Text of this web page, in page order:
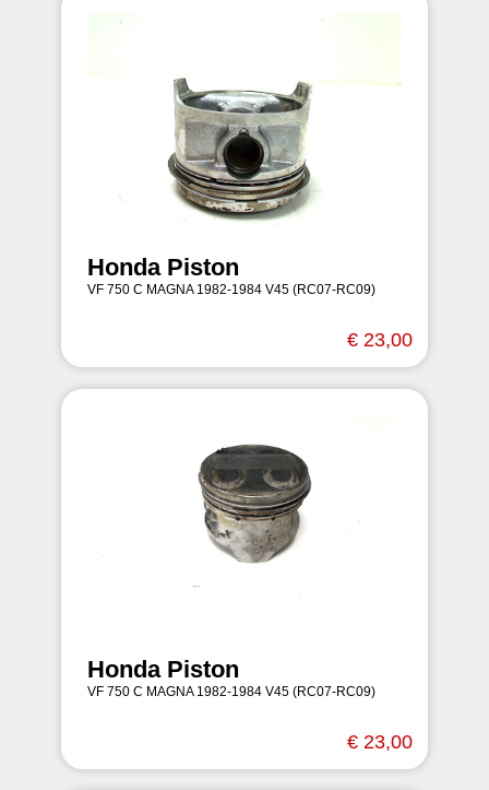
Honda Piston
VF 750 C MAGNA 1982-1984 V45 (RC07-RC09)
€ 23,00
Honda Piston
VF 750 C MAGNA 1982-1984 V45 (RC07-RC09)
€ 23,00